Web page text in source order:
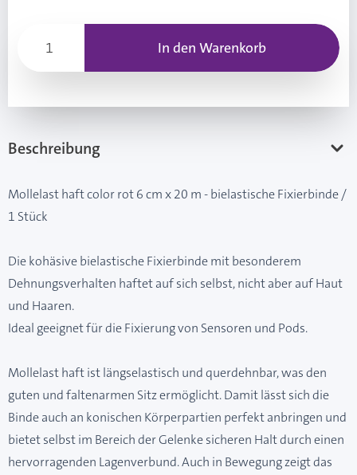
In den Warenkorb
Beschreibung
Mollelast haft color rot 6 cm x 20 m - bielastische Fixierbinde /
1 Stück
Die kohäsive bielastische Fixierbinde mit besonderem
Dehnungsverhalten haftet auf sich selbst, nicht aber auf Haut
und Haaren.
Ideal geeignet für die Fixierung von Sensoren und Pods.
Mollelast haft ist längselastisch und querdehnbar, was den
guten und faltenarmen Sitz ermöglicht. Damit lässt sich die
Binde auch an konischen Körperpartien perfekt anbringen und
bietet selbst im Bereich der Gelenke sicheren Halt durch einen
hervorragenden Lagenverbund. Auch in Bewegung zeigt das